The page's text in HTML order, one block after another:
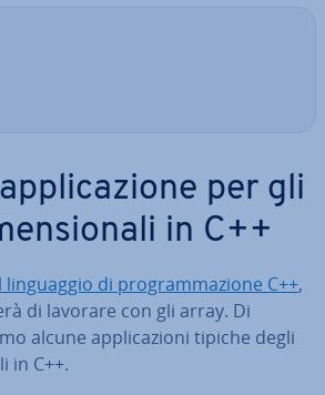
per gli
in C++
di pro­gram­ma­zio­ne C++,
di lavorare con gli array. Di
alcune ap­pli­ca­zio­ni tipiche degli
in C++.